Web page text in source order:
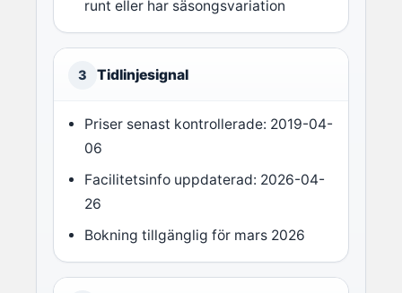
runt eller har säsongsvariation
3 Tidlinjesignal
Priser senast kontrollerade: 2019-04-
06
Facilitetsinfo uppdaterad: 2026-04-
26
Bokning tillgänglig för mars 2026